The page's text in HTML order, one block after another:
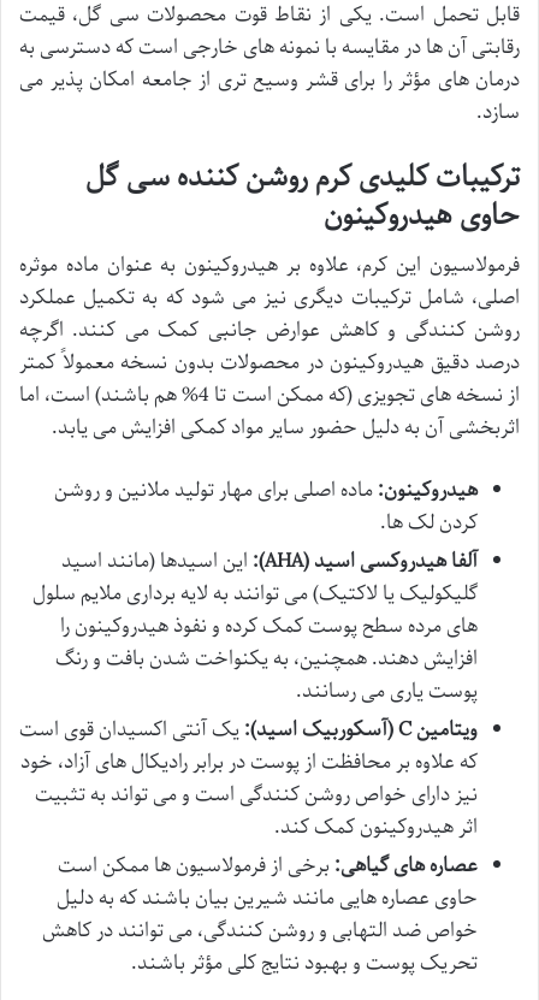
قابل تحمل است. یکی از نقاط قوت محصولات سی گل، قیمت
رقابتی آن ها در مقایسه با نمونه های خارجی است که دسترسی به
درمان های مؤثر را برای قشر وسیع تری از جامعه امکان پذیر می
سازد.
ترکیبات کلیدی کرم روشن کننده سی گل
حاوی هیدروکینون
فرمولاسیون این کرم، علاوه بر هیدروکینون به عنوان ماده موثره
اصلی، شامل ترکیبات دیگری نیز می شود که به تکمیل عملکرد
روشن کنندگی و کاهش عوارض جانبی کمک می کنند. اگرچه
درصد دقیق هیدروکینون در محصولات بدون نسخه معمولاً کمتر
از نسخه های تجویزی (که ممکن است تا 4% هم باشند) است، اما
اثربخشی آن به دلیل حضور سایر مواد کمکی افزایش می یابد.
هیدروکینون:ماده اصلی برای مهار تولید ملانین و روشن
کردن لک ها.
آلفا هیدروکسی اسید (AHA):
این اسیدها (مانند اسید
گلیکولیک یا لاکتیک) می توانند به لایه برداری ملایم سلول
های مرده سطح پوست کمک کرده و نفوذ هیدروکینون را
افزایش دهند. همچنین، به یکنواخت شدن بافت و رنگ
پوست یاری می رسانند.
ویتامین C (آسکوربیک اسید):
یک آنتی اکسیدان قوی است
که علاوه بر محافظت از پوست در برابر رادیکال های آزاد، خود
نیز دارای خواص روشن کنندگی است و می تواند به تثبیت
اثر هیدروکینون کمک کند.
عصاره های گیاهی: برخی از فرمولاسیون ها ممکن است
حاوی عصاره هایی مانند شیرین بیان باشند که به دلیل
خواص ضد التهابی و روشن کنندگی، می توانند در کاهش
تحریک پوست و بهبود نتایج کلی مؤثر باشند.